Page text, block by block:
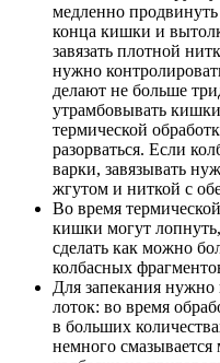
медленно
конца кишки и
завязать плотной
нужно
делают не больше
утрамбовывать
термической
разорваться. Если
варки, завязывать
жгутом и ниткой с
Во время
кишки могут
сделать как можно
колбасных
Для запекания нужно
лоток: во время
в больших
немного